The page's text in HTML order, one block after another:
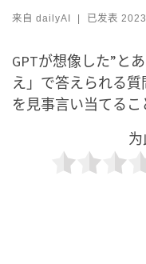
来自 dailyAI | 已发表
GPTが想像した”と
え」で答えられる
を見事言い当てるこ